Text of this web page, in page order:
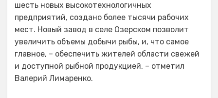
шесть новых высокотехнологичных
предприятий, создано более тысячи рабочих
мест. Новый завод в селе Озерском позволит
увеличить объемы добычи рыбы, и, что самое
главное, – обеспечить жителей области свежей
и доступной рыбной продукцией, – отметил
Валерий Лимаренко.